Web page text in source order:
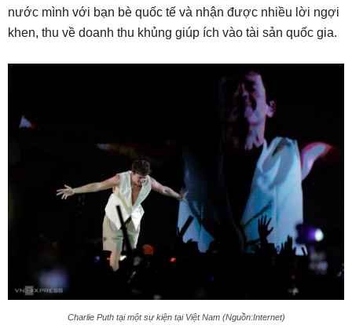
nước mình với bạn bè quốc tế và nhận được nhiều lời ngợi
khen, thu về doanh thu khủng giúp ích vào tài sản quốc gia.
Charlie Puth tại một sự kiện tại Việt Nam (Nguồn:Internet)